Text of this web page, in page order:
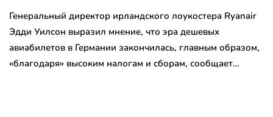
Генеральный директор ирландского лоукостера Ryanair
Эдди Уилсон выразил мнение, что эра дешевых
авиабилетов в Германии закончилась, главным образом,
«благодаря» высоким налогам и сборам, сообщает…